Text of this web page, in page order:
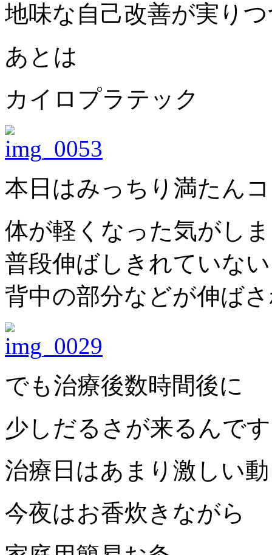
地味な自己改善が実り
あとは
カイロプラテック
本日はみっちり満たん
体が軽くなった気がし
普段伸ばしきれていない
背中の部分などが伸ば
でも治療後数時間後に
少しだるさが来るんで
治療日はあまり激しい
今夜はお香炊きながら